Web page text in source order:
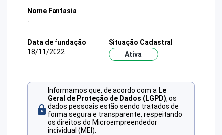
Nome Fantasia
-
Data de fundação
18/11/2022
Situação Cadastral
Ativa
Informamos que, de acordo com a Lei
Geral de Proteção de Dados (LGPD), os
dados pessoais estão sendo tratados de
forma segura e transparente, respeitando
os direitos do Microempreendedor
individual (MEI).